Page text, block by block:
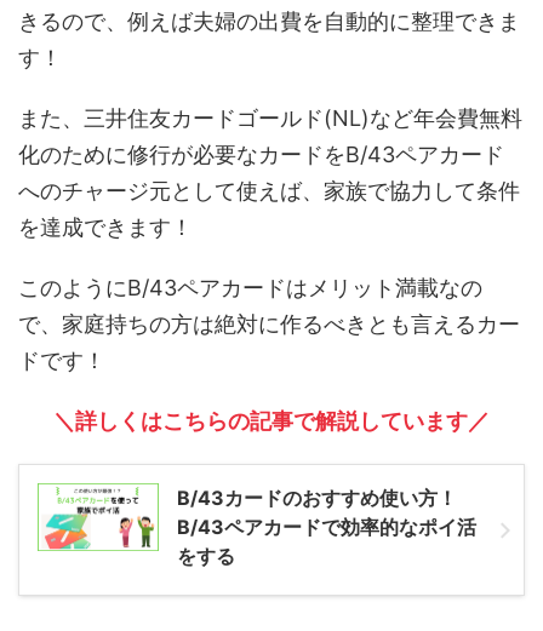
きるので、例えば夫婦の出費を自動的に整理できま
す！
また、三井住友カードゴールド(NL)など年会費無料
化のために修行が必要なカードをB/43ペアカード
へのチャージ元として使えば、家族で協力して条件
を達成できます！
このようにB/43ペアカードはメリット満載なの
で、家庭持ちの方は絶対に作るべきとも言えるカー
ドです！
＼詳しくはこちらの記事で解説しています／
B/43カードのおすすめ使い方！
B/43ペアカードで効率的なポイ活
をする